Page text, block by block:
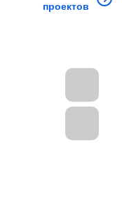
проектов